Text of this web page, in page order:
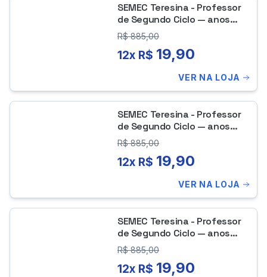
SEMEC Teresina - Professor
de Segundo Ciclo — anos
Finais do ensino
fundamental do 6º ao 9º ano
- Ensino Religioso
R$885,00
12x R$ 19,90
VER NA LOJA
SEMEC Teresina - Professor
de Segundo Ciclo — anos
Finais do ensino
fundamental do 6º ao 9º ano
– História
R$885,00
12x R$ 19,90
VER NA LOJA
SEMEC Teresina - Professor
de Segundo Ciclo — anos
Finais do ensino
fundamental do 6º ao 9º ano
– Geografia
R$885,00
12x R$ 19,90